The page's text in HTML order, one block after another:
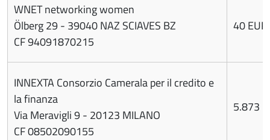
WNET networking women
Ölberg 29 - 39040 NAZ SCIAVES BZ
CF 94091870215
40 EUR
INNEXTA Consorzio Camerala per il credito e
la finanza
Via Meravigli 9 - 20123 MILANO
CF 08502090155
5.873